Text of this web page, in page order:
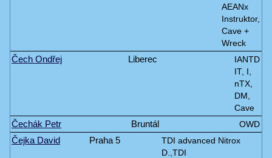
AEANx
Instruktor,
Cave +
Wreck
Čech Ondřej Liberec
IANTD
IT, I,
nTX,
DM,
Cave
Čechák Petr Bruntál OWD
Čejka David Praha 5
TDI advanced Nitrox
D.,TDI